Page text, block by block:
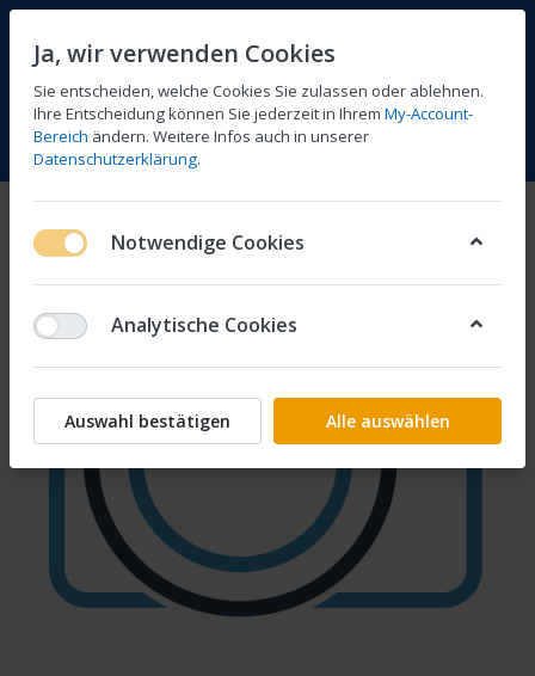
Menü Anmelden Vergleichen Wunschliste
Ja, wir verwenden Cookies
Sie entscheiden, welche Cookies Sie zulassen oder ablehnen.
Ihre Entscheidung können Sie jederzeit in Ihrem My-Account-
Bereich ändern. Weitere Infos auch in unserer
Datenschutzerklärung.
Notwendige Cookies
Analytische Cookies
Auswahl bestätigen Alle auswählen